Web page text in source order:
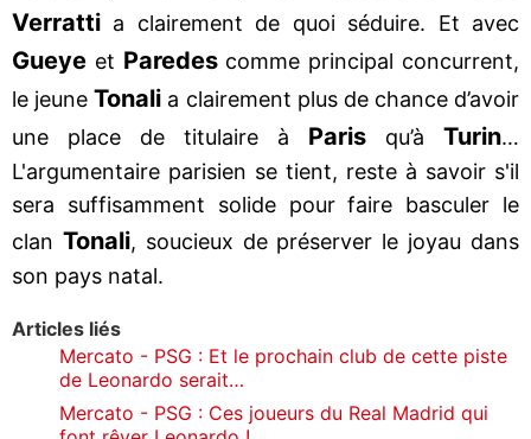
Verratti a clairement de quoi séduire. Et avec
Gueye et Paredescomme principal concurrent,
le jeuneTonali a clairement plus de chance d’avoir
une place de titulaire à Paris qu’à Turin…
L'argumentaire parisien se tient, reste à savoir s'il
sera suffisamment solide pour faire basculer le
clan Tonali, soucieux de préserver le joyau dans
son pays natal.
Articles liés
Mercato - PSG : Et le prochain club de cette piste
de Leonardo serait…
Mercato - PSG : Ces joueurs du Real Madrid qui